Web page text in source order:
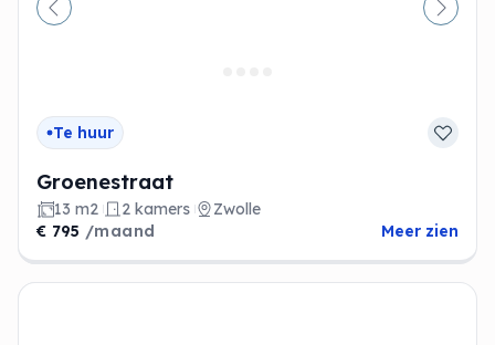
Vorige
Te huur
Groenestraat
13 m2 2 kamers
Zwolle
€ 795 /maand Meer zien